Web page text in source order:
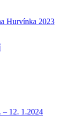
Hurvínka 2023
12. 1.2024